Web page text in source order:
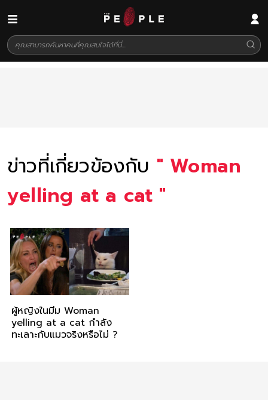
ข่าวที่เกี่ยวข้องกับ " Woman
yelling at a cat "
ผู้หญิงในมีม Woman
yelling at a cat กำลัง
ทะเลาะกับแมวจริงหรือไม่ ?